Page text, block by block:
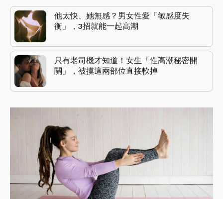
他太快、她無感？男女性愛「敏感度失
衡」，3招就能一起高潮
只有老司機才知道！女生「性高潮秘密開
關」，被摸這兩部位直接軟掉